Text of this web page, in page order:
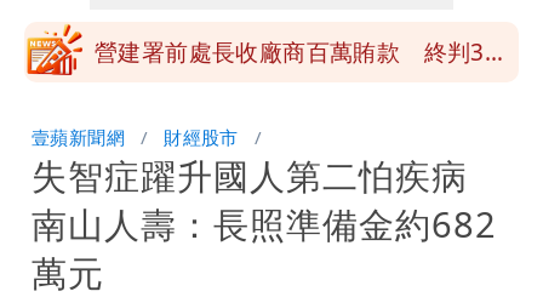
團有機會詐騙慈濟的就是民進黨
營建署前處長收廠商百萬賄款 終判3年
券
慈濟買BNT遭詐10億元 蔡英文：政府
很多謹慎判斷當時未被理解
壹蘋新聞網 財經股市
失智症躍升國人第二怕疾病
南山人壽：長照準備金約682
萬元